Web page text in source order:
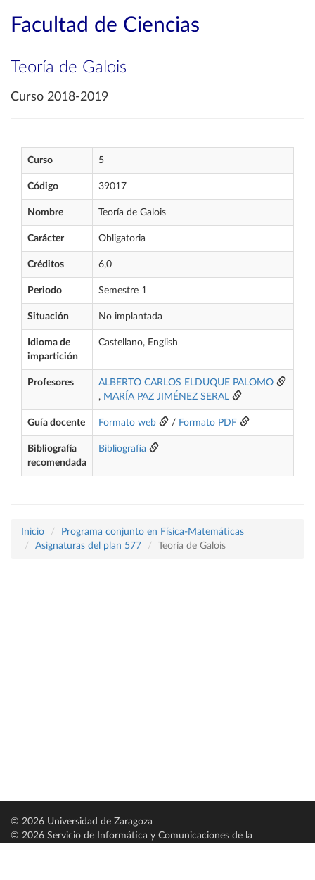
Facultad de Ciencias
Teoría de Galois
Curso 2018-2019
Curso 5
Código 39017
Nombre Teoría de Galois
Carácter Obligatoria
Créditos 6,0
Periodo Semestre 1
Situación No implantada
Idioma de
impartición
Castellano, English
Profesores
ALBERTO CARLOS ELDUQUE PALOMO
, MARÍA PAZ JIMÉNEZ SERAL
Guía docente Formato web / Formato PDF
Bibliografía
recomendada
Bibliografía
Inicio
Programa conjunto en Física-Matemáticas
Asignaturas del plan 577
Teoría de Galois
© 2026 Universidad de Zaragoza
© 2026 Servicio de Informática y Comunicaciones de la